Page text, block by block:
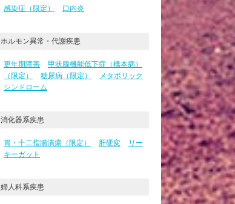
感染症（限定） 口内炎
ホルモン異常・代謝疾患
更年期障害
甲状腺機能低下症（橋本病）
（限定）
糖尿病（限定）
メタボリック
シンドローム
消化器系疾患
胃・十二指腸潰瘍（限定） 肝硬変
リー
キーガット
婦人科系疾患